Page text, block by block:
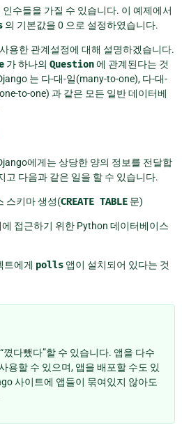
수들을 가질 수 있습니다. 이 예제에서
의 기본값을 0 으로 설정하였습니다.
용한 관계설정에 대해 설명하겠습니다.
가 하나의 Question에 관계된다는 것
는 다-대-일(many-to-one), 다-대-
to-one) 과 같은 모든 일반 데이터베
에게는 상당한 양의 정보를 전달합
고 다음과 같은 일을 할 수 있습니다.
스키마 생성(CREATE TABLE 문)
에 접근하기 위한 Python 데이터베이스
트에게 polls 앱이 설치되어 있다는 것
꼈다뺐다”할 수 있습니다. 앱을 다수
용할 수 있으며, 앱을 배포할 수도 있
사이트에 앱들이 묶여있지 않아도